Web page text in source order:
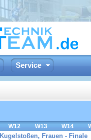
Service
W12 W13 W14
Kugelstoßen, Frauen - Finale